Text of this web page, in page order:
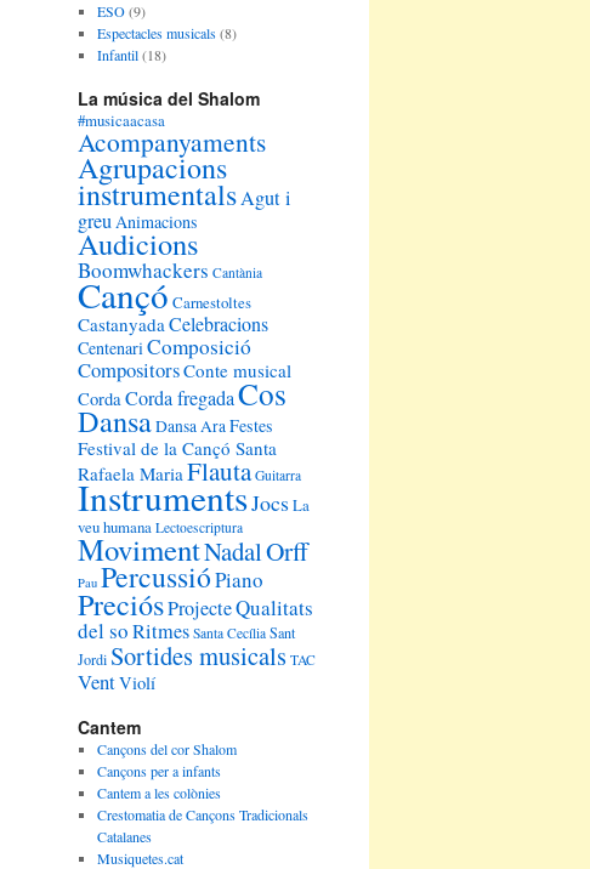
ESO(9)
Espectacles musicals(8)
Infantil(18)
La música del Shalom
#musicaacasa
Acompanyaments
Agrupacions
instrumentalsAgut i
greuAnimacions
Audicions
Boomwhackers Cantània
CançóCarnestoltes
CastanyadaCelebracions
CentenariComposició
CompositorsConte musical
CordaCorda fregadaCos
DansaDansa AraFestes
Festival de la Cançó Santa
Rafaela MariaFlauta Guitarra
InstrumentsJocsLa
veu humana Lectoescriptura
MovimentNadalOrff
Pau PercussióPiano
PreciósProjecteQualitats
del soRitmes Santa Cecília Sant
Jordi Sortides musicals TAC
VentViolí
Cantem
Cançons del cor Shalom
Cançons per a infants
Cantem a les colònies
Crestomatia de Cançons Tradicionals
Catalanes
Musiquetes.cat